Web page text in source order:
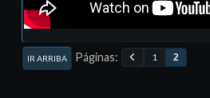
IR ARRIBA Páginas 1 2